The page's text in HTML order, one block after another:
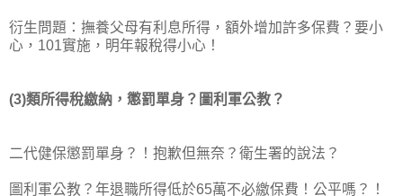
衍生問題：撫養父母有利息所得，額外增加許多保費？要小
心，101實施，明年報稅得小心！
(3)類所得稅繳納，懲罰單身？圖利軍公教？
二代健保懲罰單身？！抱歉但無奈？衛生署的說法？
圖利軍公教？年退職所得低於65萬不必繳保費！公平嗎？！